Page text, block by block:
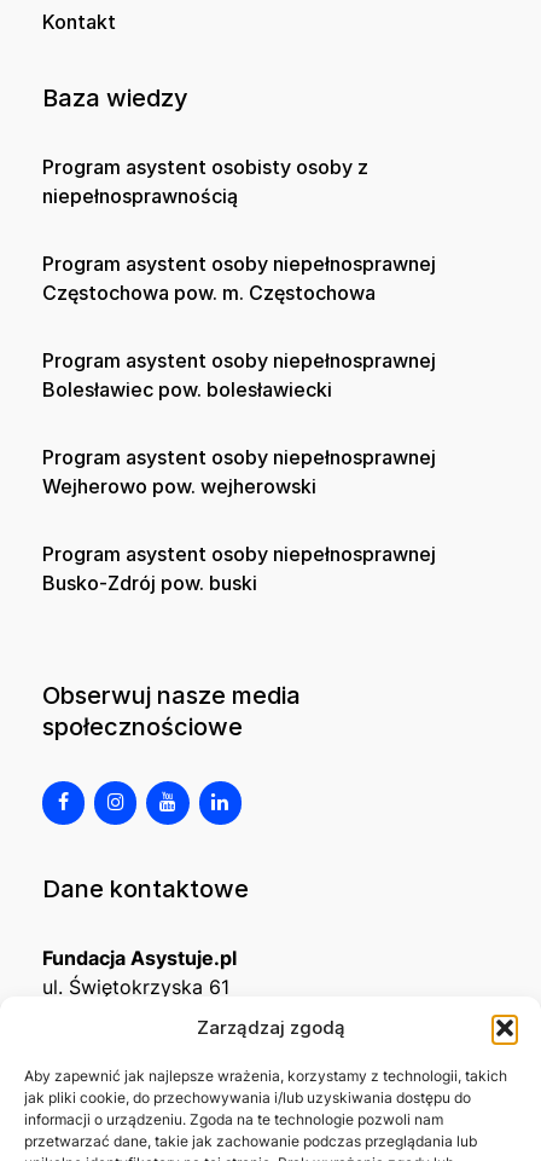
Zarządzaj zgodą
Aby zapewnić jak najlepsze wrażenia, korzystamy z technologii, takich
jak pliki cookie, do przechowywania i/lub uzyskiwania dostępu do
informacji o urządzeniu. Zgoda na te technologie pozwoli nam
przetwarzać dane, takie jak zachowanie podczas przeglądania lub
Kontakt
Baza wiedzy
Program asystent osobisty osoby z
niepełnosprawnością
Program asystent osoby niepełnosprawnej
Częstochowa pow. m. Częstochowa
Program asystent osoby niepełnosprawnej
Bolesławiec pow. bolesławiecki
Program asystent osoby niepełnosprawnej
Wejherowo pow. wejherowski
Program asystent osoby niepełnosprawnej
Busko-Zdrój pow. buski
Obserwuj nasze media
społecznościowe
Dane kontaktowe
Fundacja Asystuje.pl
ul. Świętokrzyska 61
KRS0001215994
NIP5492488380
REGON543667703